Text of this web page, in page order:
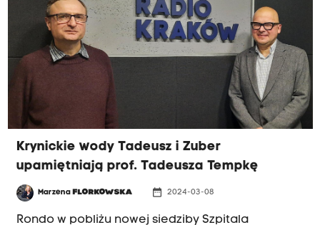
Krynickie wody Tadeusz i Zuber
upamiętniają prof. Tadeusza Tempkę
Marzena FLORKOWSKA date_range 2024-03-08
Rondo w pobliżu nowej siedziby Szpitala